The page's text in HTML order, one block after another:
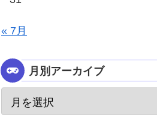
« 7月
月別アーカイブ